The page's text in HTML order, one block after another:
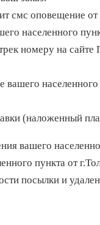
смс оповещение
населенного
номеру на
вашего
(наложенный
вашего
пункта от
посылки и